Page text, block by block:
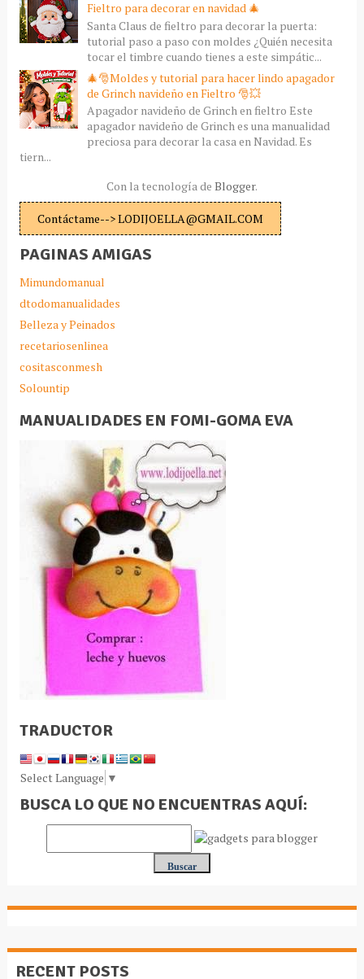
Fieltro para decorar en navidad 🎄
Santa Claus de fieltro para decorar la puerta:
tutorial paso a paso con moldes ¿Quién necesita
tocar el timbre cuando tienes a este simpátic...
🎄🎅Moldes y tutorial para hacer lindo apagador
de Grinch navideño en Fieltro 🎅💥
Apagador navideño de Grinch en fieltro Este
apagador navideño de Grinch es una manualidad
preciosa para decorar la casa en Navidad. Es
tiern...
Con la tecnología de Blogger.
Contáctame--> LODIJOELLA@GMAIL.COM
PAGINAS AMIGAS
Mimundomanual
dtodomanualidades
Belleza y Peinados
recetariosenlinea
cositasconmesh
Solountip
MANUALIDADES EN FOMI-GOMA EVA
TRADUCTOR
Select Language ▼
BUSCA LO QUE NO ENCUENTRAS AQUÍ:
RECENT POSTS